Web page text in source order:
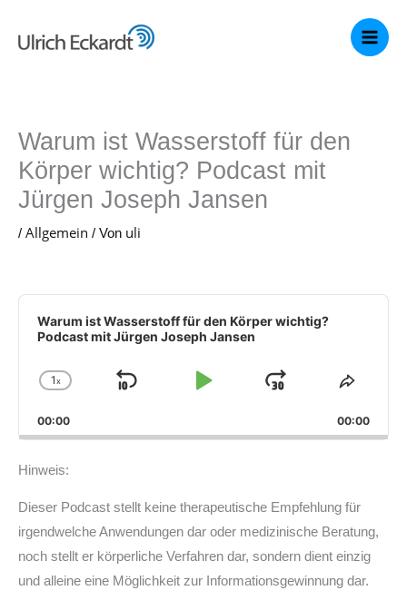
Inhalt
Warum ist Wasserstoff für den
Körper wichtig? Podcast mit
Jürgen Joseph Jansen
/ Allgemein / Von uli
Audio
Player
Warum ist Wasserstoff für den Körper wichtig?
Podcast mit Jürgen Joseph Jansen
Change
Rate
1x
Skip
Play
Jump
Forward
Share
00:00 00:00
Hinweis:
Dieser Podcast stellt keine therapeutische Empfehlung für
irgendwelche Anwendungen dar oder medizinische Beratung,
noch stellt er körperliche Verfahren dar, sondern dient einzig
und alleine eine Möglichkeit zur Informationsgewinnung dar.